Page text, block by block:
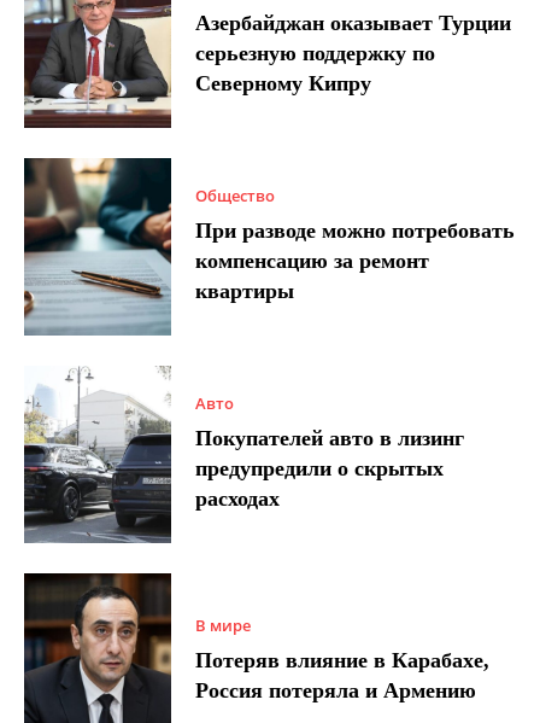
Азербайджан оказывает Турции
серьезную поддержку по
Северному Кипру
Общество
При разводе можно потребовать
компенсацию за ремонт
квартиры
Авто
Покупателей авто в лизинг
предупредили о скрытых
расходах
В мире
Потеряв влияние в Карабахе,
Россия потеряла и Армению